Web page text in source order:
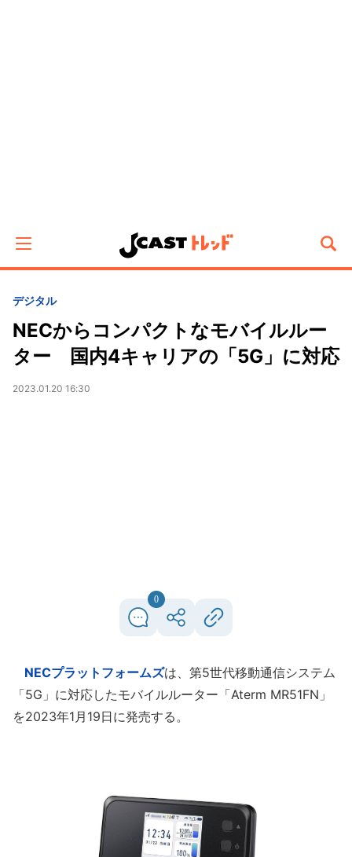
デジタル
NECからコンパクトなモバイルルー
ター 国内4キャリアの「5G」に対応
2023.01.20 16:30
0
NECプラットフォームズは、第5世代移動通信システム
「5G」に対応したモバイルルーター「Aterm MR51FN」
を2023年1月19日に発売する。